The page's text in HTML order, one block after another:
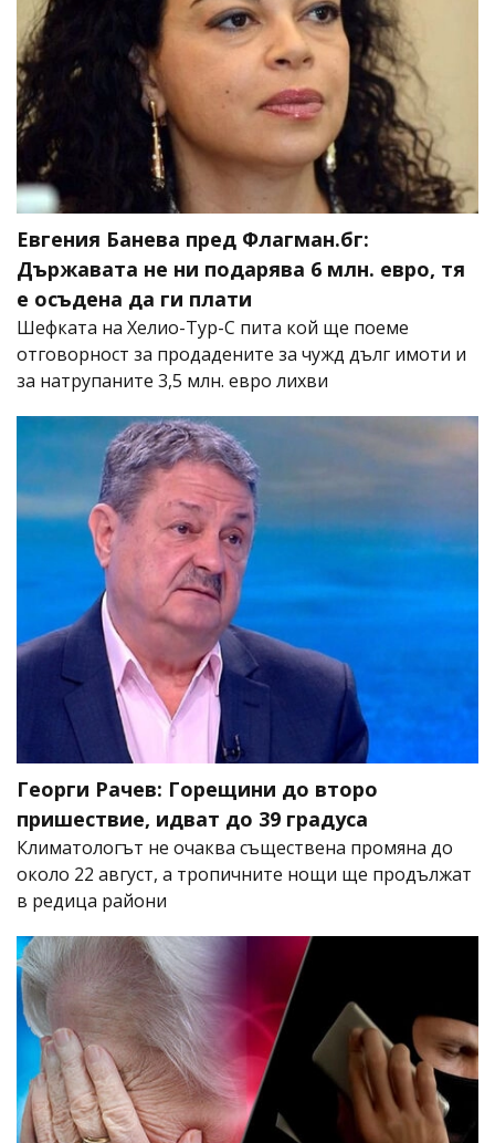
Евгения Банева пред Флагман.бг:
Държавата не ни подарява 6 млн. евро, тя
е осъдена да ги плати
Шефката на Хелио-Тур-С пита кой ще поеме
отговорност за продадените за чужд дълг имоти и
за натрупаните 3,5 млн. евро лихви
Георги Рачев: Горещини до второ
пришествие, идват до 39 градуса
Климатологът не очаква съществена промяна до
около 22 август, а тропичните нощи ще продължат
в редица райони